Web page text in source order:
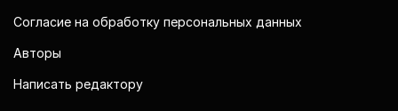
Согласие на обработку персональных данных
Авторы
Написать редактору